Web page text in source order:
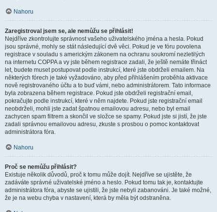
Nahoru
Zaregistroval jsem se, ale nemůžu se přihlásit!
Nejdříve zkontrolujte správnost vašeho uživatelského jména a hesla. Pokud
jsou správné, mohly se stát následující dvě věci. Pokud je ve fóru povolena
registrace v souladu s americkým zákonem na ochranu soukromí nezletilých
na internetu COPPA a vy jste během registrace zadali, že ještě nemáte třináct
let, budete muset postupovat podle instrukcí, které jste obdrželi emailem. Na
některých fórech je také vyžadováno, aby před přihlášením proběhla aktivace
nově registrovaného účtu a to buď vámi, nebo administrátorem. Tato informace
byla zobrazena během registrace. Pokud jste obdrželi registrační email,
pokračujte podle instrukcí, které v něm najdete. Pokud jste registrační email
neobdrželi, mohli jste zadat špatnou emailovou adresu, nebo byl email
zachycen spam filtrem a skončil ve složce se spamy. Pokud jste si jistí, že jste
zadali správnou emailovou adresu, zkuste s prosbou o pomoc kontaktovat
administrátora fóra.
Nahoru
Proč se nemůžu přihlásit?
Existuje několik důvodů, proč k tomu může dojít. Nejdříve se ujistěte, že
zadáváte správné uživatelské jméno a heslo. Pokud tomu tak je, kontaktujte
administrátora fóra, abyste se ujistili, že jste nebyli zabanováni. Je také možné,
že je na webu chyba v nastavení, která by měla být odstraněna.